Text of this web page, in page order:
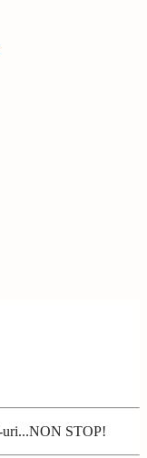
uri...NON STOP!